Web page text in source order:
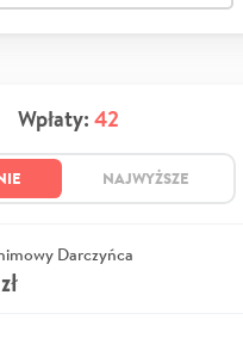
Wpłaty: 42
NAJWYŻSZE
Darczyńca
zł